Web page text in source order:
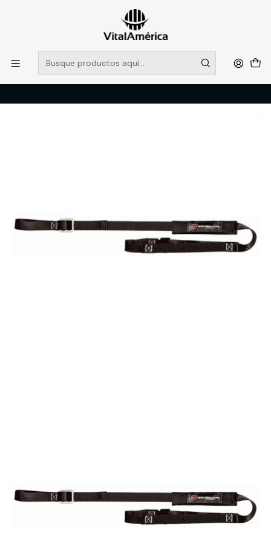
POR SISTEMA FRONTAL SOLO RETIROS EN TIENDA, DESDE
MUCHAS GRACIAS +569 5956 2237
Leer más
Inicio Catálogo SEGURIDAD INDUSTRIAL
TRABAJO EN ALTURA
CINTA ANTITRAUMA 41503072